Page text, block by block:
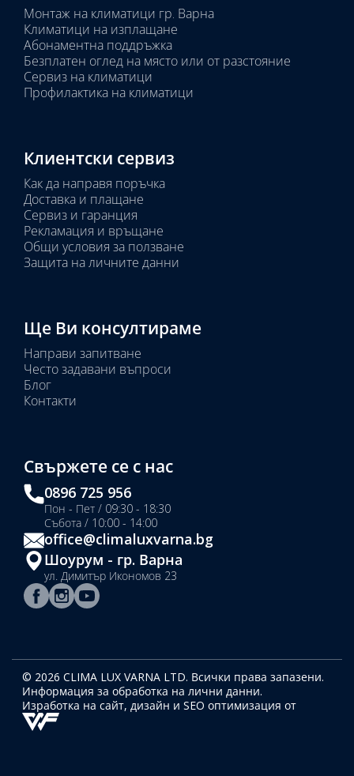
Монтаж на климатици гр. Варна
Климатици на изплащане
Абонаментна поддръжка
Безплатен оглед на място или от разстояние
Сервиз на климатици
Профилактика на климатици
Клиентски сервиз
Как да направя поръчка
Доставка и плащане
Сервиз и гаранция
Рекламация и връщане
Общи условия за ползване
Защита на личните данни
Ще Ви консултираме
Направи запитване
Често задавани въпроси
Блог
Контакти
Свържете се с нас
0896 725 956
Пон - Пет / 09:30 - 18:30
Събота / 10:00 - 14:00
office@climaluxvarna.bg
Шоурум - гр. Варна
ул. Димитър Икономов 23
© 2026 CLIMA LUX VARNA LTD. Всички права запазени.
Информация за обработка на лични данни.
Изработка на сайт, дизайн и SEO оптимизация от